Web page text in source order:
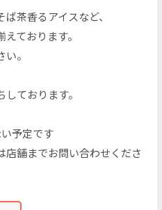
茶香るアイスなど、
ております。
。
ております。
予定です
舗までお問い合わせくださ